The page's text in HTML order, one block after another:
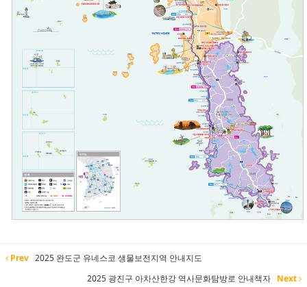
Prev 2025 완도군 유네스코 생물보전지역 안내지도
2025 광진구 아차산한강 역사문화탐방로 안내책자 Next